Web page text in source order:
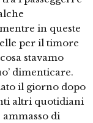
in queste
per il timore
stavamo
dimenticare.
il giorno dopo
altri quotidiani
di